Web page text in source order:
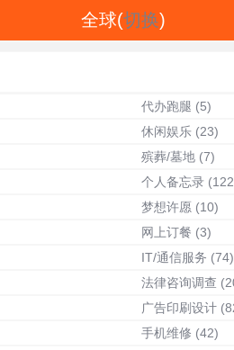
全球(切换)
代办跑腿 (5)
休闲娱乐 (23)
殡葬/墓地 (7)
个人备忘录
梦想许愿 (10)
网上订餐 (3)
IT/通信服务 (74)
法律咨询调查
广告印刷设计
手机维修 (42)